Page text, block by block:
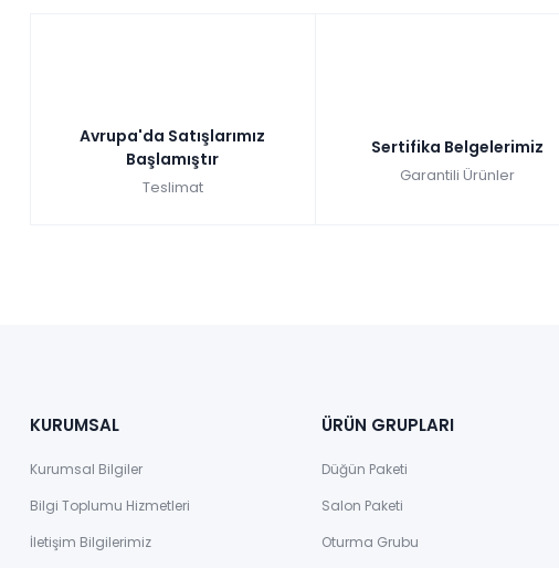
Avrupa'da Satışlarımız
Başlamıştır
Teslimat
Sertifika Belgelerimiz
Garantili Ürünler
KURUMSAL
Kurumsal Bilgiler
Bilgi Toplumu Hizmetleri
İletişim Bilgilerimiz
ÜRÜN GRUPLARI
Düğün Paketi
Salon Paketi
Oturma Grubu